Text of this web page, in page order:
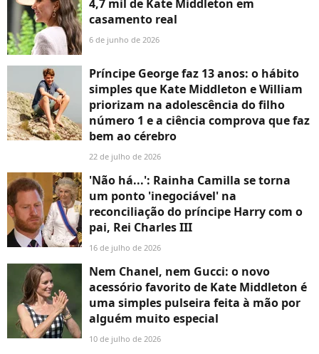
4,7 mil de Kate Middleton em
casamento real
6 de junho de 2026
Príncipe George faz 13 anos: o hábito
simples que Kate Middleton e William
priorizam na adolescência do filho
número 1 e a ciência comprova que faz
bem ao cérebro
22 de julho de 2026
'Não há...': Rainha Camilla se torna
um ponto 'inegociável' na
reconciliação do príncipe Harry com o
pai, Rei Charles III
16 de julho de 2026
Nem Chanel, nem Gucci: o novo
acessório favorito de Kate Middleton é
uma simples pulseira feita à mão por
alguém muito especial
10 de julho de 2026